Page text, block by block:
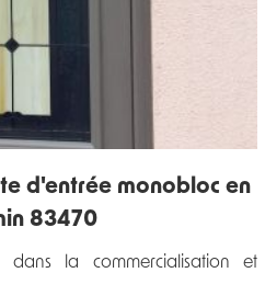
d'entrée monobloc en
83470
la commercialisation et